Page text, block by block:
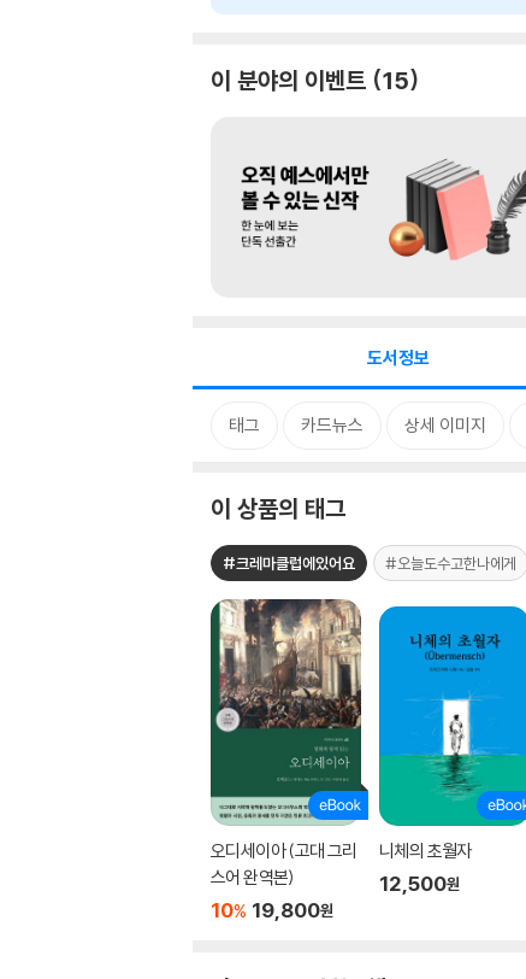
이 분야의 이벤트 15
도서정보
태그 카드뉴스 상세 이미지
이 상품의 태그
#크레마클럽에있어요 #오늘도수고한나에게
오디세이아 (고대 그리
스어 완역본)
10% 19,800원
니체의 초월자
12,500원